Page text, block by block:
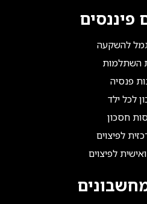
פיננסים
להשקעה
השתלמות
פנסיה
לכל ילד
חסכון
לפיצוים
לפיצוים